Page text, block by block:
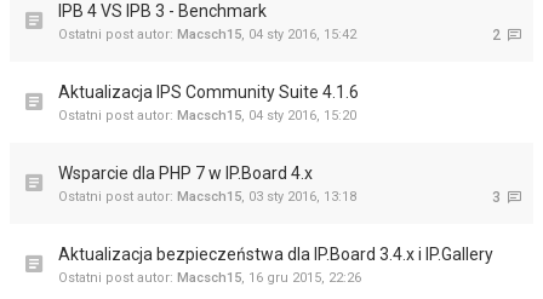
IPB 4 VS IPB 3 - Benchmark
2
Ostatni post autor: Macsch15, 04 sty 2016, 15:42
Aktualizacja IPS Community Suite 4.1.6
Ostatni post autor: Macsch15, 04 sty 2016, 15:20
Wsparcie dla PHP 7 w IP.Board 4.x
3
Ostatni post autor: Macsch15, 03 sty 2016, 13:18
Aktualizacja bezpieczeństwa dla IP.Board 3.4.x i IP.Gallery
Ostatni post autor: Macsch15, 16 gru 2015, 22:26